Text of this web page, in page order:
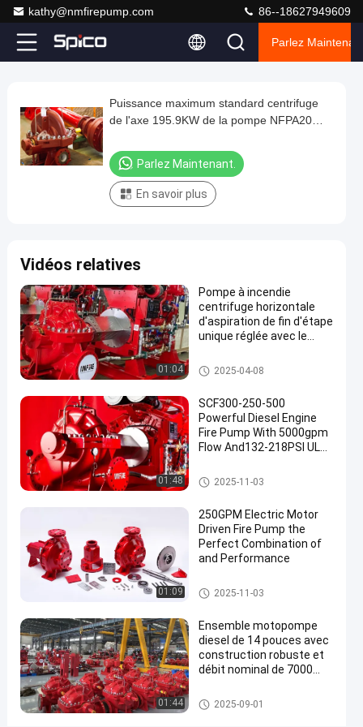
kathy@nmfirepump.com 86--18627949609
Parlez
Video
Puissance
maximum
standard
de
la
pompe
NFPA20
d'étape
unique
horizontale
Pompe à
incendie
centrifuge
2020-
08-10
26
points
de vue
Parlez
Maintenant.
à
incendie
diesel
eau de
lutte
contre
l'incendie
#
Puissance maximum standard centrifuge
de l'axe 195.9KW de la pompe NFPA20
Parlez Maintenant.
En savoir plus
Vidéos relatives
01:04
Pompe à incendie
centrifuge horizontale
d'aspiration de fin d'étape
unique réglée avec le
Pompe à incendie centrifuge
2025-04-08
01:48
SCF300-250-500
Powerful Diesel Engine
Fire Pump With 5000gpm
Flow And132-218PSI UL
Case 12x10"
pompe à incendie motorisée di
esel
2025-11-03
01:09
250GPM Electric Motor
Driven Fire Pump the
Perfect Combination of
and Performance
Pompe à incendie d'aspiration
de fin
2025-11-03
01:44
Ensemble motopompe
diesel de 14 pouces avec
construction robuste et
débit nominal de 7000
Pompe à incendie fendue de c
as
2025-09-01